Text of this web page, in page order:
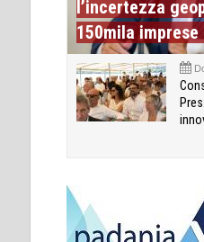
l’incertezza
150mila